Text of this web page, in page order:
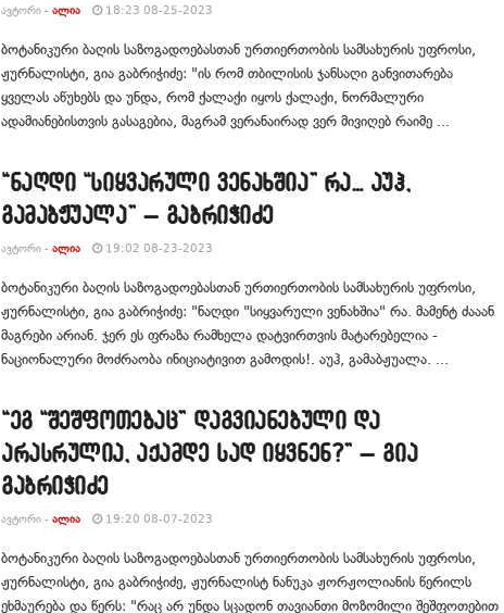
ᲐᲕᲢᲝᲠᲘ - ᲐᲚᲘᲐ 18:23 08-25-2023
ბოტანიკური ბაღის საზოგადოებასთან ურთიერთობის სამსახურის უფროსი,
ჟურნალისტი, გია გაბრიჭიძე: "ის რომ თბილისის ჯანსაღი განვითარება
ყველას აწუხებს და უნდა, რომ ქალაქი იყოს ქალაქი, ნორმალური
ადამიანებისთვის გასაგებია, მაგრამ ვერანაირად ვერ მივიღებ რაიმე ...
“ნაღდი “სიყვარული ვენახშია” რა… აუჰ,
გამაბჟუალა” – გაბრიჭიძე
ᲐᲕᲢᲝᲠᲘ - ᲐᲚᲘᲐ 19:02 08-23-2023
ბოტანიკური ბაღის საზოგადოებასთან ურთიერთობის სამსახურის უფროსი,
ჟურნალისტი, გია გაბრიჭიძე: "ნაღდი "სიყვარული ვენახშია" რა. მამენტ ძააან
მაგრები არიან. ჯერ ეს ფრაზა რამხელა დატვირთვის მატარებელია -
ნაციონალური მოძრაობა ინიციატივით გამოდის!. აუჰ, გამაბჟუალა. ...
“ეგ “შეშფოთებაც” დაგვიანებული და
არასრულია, აქამდე სად იყვნენ?” – გია
გაბრიჭიძე
ᲐᲕᲢᲝᲠᲘ - ᲐᲚᲘᲐ 19:20 08-07-2023
ბოტანიკური ბაღის საზოგადოებასთან ურთიერთობის სამსახურის უფროსი,
ჟურნალისტი, გია გაბრიჭიძე, ჟურნალისტ ნანუკა ჟორჟოლიანის წერილს
ეხმაურება და წერს: "რაც არ უნდა სცადონ თავიანთი მოზომილი შეშფოთებით